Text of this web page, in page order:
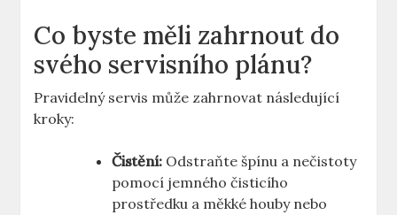
Co byste měli zahrnout do
svého servisního plánu?
Pravidelný servis může zahrnovat následující
kroky:
Čistění: Odstraňte špínu a nečistoty
pomocí jemného čisticího
prostředku a měkké houby nebo